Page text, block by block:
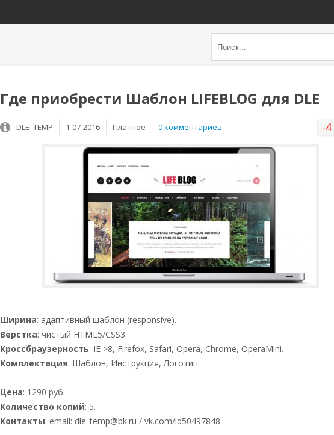
Где приобрести Шаблон LIFEBLOG для DLE
-4
DLE_TEMP 1-07-2016 Платное 0 комментариев
Ширина: адаптивный шаблон (responsive).
Верстка: чистый HTML5/CSS3.
Кроссбраузерность: IE >8, Firefox, Safari, Opera, Chrome, OperaMini.
Комплектация: Шаблон, Инструкция, Логотип.
Цена: 1290 руб.
Количество копий: 5.
Контакты: email: dle_temp@bk.ru / vk.com/id50497848